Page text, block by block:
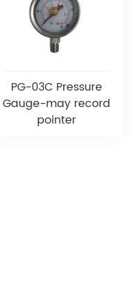
PG-03C Pressure
Gauge-may record
pointer